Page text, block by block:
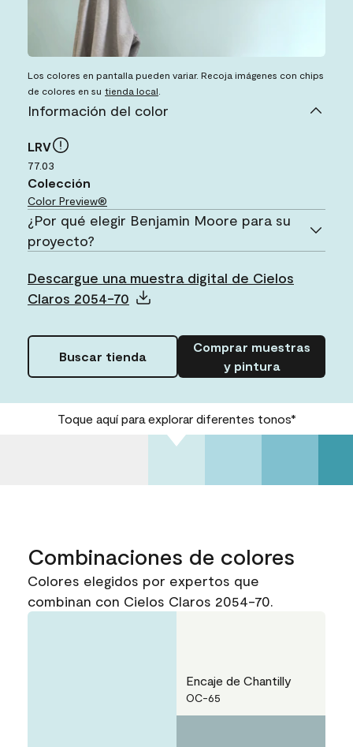
Los colores en pantalla pueden variar. Recoja imágenes con chips
de colores en su tienda local
Información del color
LRV
77.03
Colección
Color Preview®
¿Por qué elegir Benjamin Moore para su
proyecto?
Descargue una muestra digital de Cielos
Claros 2054-70
Buscar tienda
Comprar muestras
y pintura
Toque aquí para explorar diferentes tonos*
Combinaciones de colores
Colores elegidos por expertos que
combinan con Cielos Claros 2054-70.
Encaje de Chantilly
OC-65